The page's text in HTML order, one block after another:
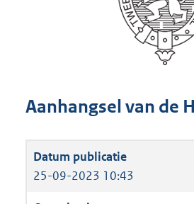
Aanhangsel van de
25-09-2023 10:43